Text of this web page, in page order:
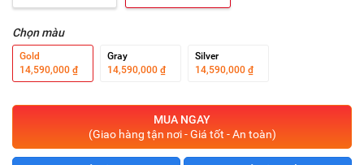
Chọn màu
Gold
14,590,000 ₫
Gray
14,590,000 ₫
Silver
14,590,000 ₫
MUA NGAY
(Giao hàng tận nơi - Giá tốt - An toàn)